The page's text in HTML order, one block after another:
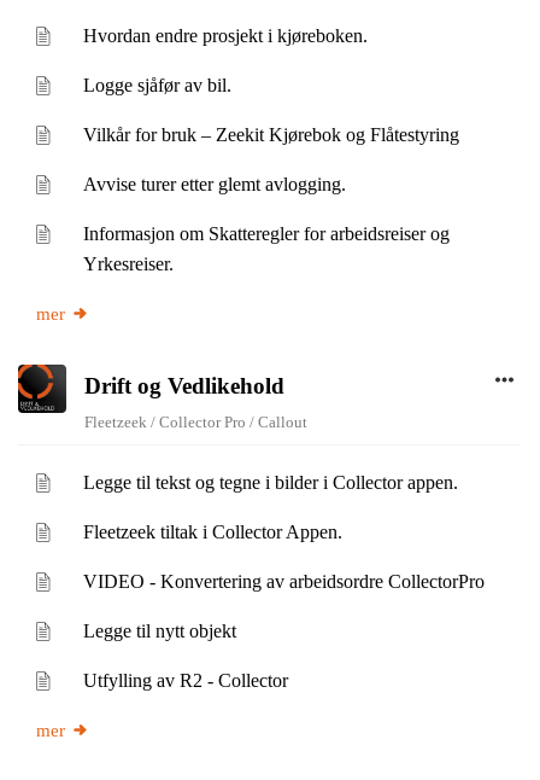
Hvordan endre prosjekt i kjøreboken.
Logge sjåfør av bil.
Vilkår for bruk – Zeekit Kjørebok og Flåtestyring
Avvise turer etter glemt avlogging.
Informasjon om Skatteregler for arbeidsreiser og
Yrkesreiser.
mer
Drift og Vedlikehold
Fleetzeek / Collector Pro / Callout
Legge til tekst og tegne i bilder i Collector appen.
Fleetzeek tiltak i Collector Appen.
VIDEO - Konvertering av arbeidsordre CollectorPro
Legge til nytt objekt
Utfylling av R2 - Collector
mer